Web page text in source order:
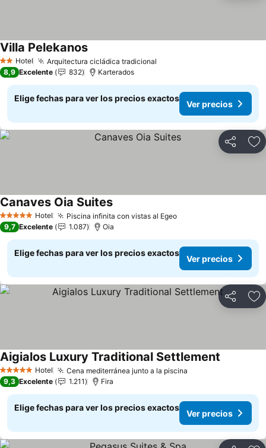
2 Estrellas
Hotel Arquitectura cicládica tradicional
Villa PelekanosVer precios
8,9 Excelente 832 Karterados
Elige fechas para ver los precios exactos
Ver precios
Compartir
5 Estrellas Hotel Piscina infinita con vistas al EgeoVer precios
Canaves Oia SuitesVer precios
9,7 Excelente 1.087 Oia
Elige fechas para ver los precios exactos
Ver precios
Compartir
5 Estrellas Hotel Cena mediterránea junto a la piscina
Aigialos Luxury Traditional Settlement
9,3 Excelente 1.211 Fira
Elige fechas para ver los precios exactos
Ver precios